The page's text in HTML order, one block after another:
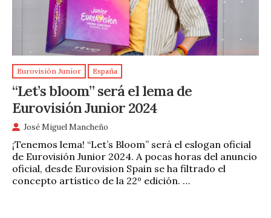
Eurovisión Junior España
“Let’s bloom” será el lema de
Eurovisión Junior 2024
José Miguel Mancheño
¡Tenemos lema! “Let’s Bloom” será el eslogan oficial
de Eurovisión Junior 2024. A pocas horas del anuncio
oficial, desde Eurovision Spain se ha filtrado el
concepto artístico de la 22º edición. …